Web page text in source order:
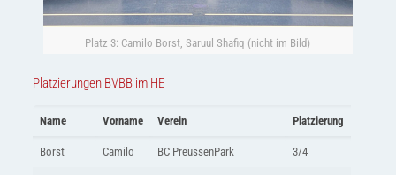
Platz 3: Camilo Borst, Saruul Shafiq (nicht im Bild)
Platzierungen BVBB im HE
Name Vorname Verein Platzierung
Borst Camilo BC PreussenPark 3/4